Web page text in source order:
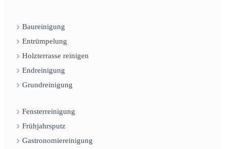
Baureinigung
Entrümpelung
Holzterrasse reinigen
Endreinigung
Grundreinigung
Fensterreinigung
Frühjahrsputz
Gastronomiereinigung